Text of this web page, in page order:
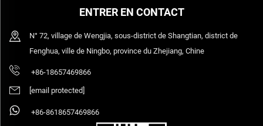
ENTRER EN CONTACT
N° 72, village de Wengjia, sous-district de Shangtian, district de
Fenghua, ville de Ningbo, province du Zhejiang, Chine
+86-18657469866
[email protected]
+86-8618657469866